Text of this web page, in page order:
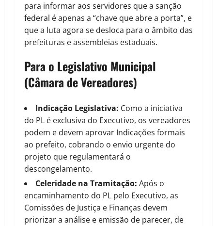
para informar aos servidores que a sanção
federal é apenas a “chave que abre a porta”, e
que a luta agora se desloca para o âmbito das
prefeituras e assembleias estaduais.
Para o Legislativo Municipal
(Câmara de Vereadores)
Indicação Legislativa: Como a iniciativa
do PL é exclusiva do Executivo, os vereadores
podem e devem aprovar Indicações formais
ao prefeito, cobrando o envio urgente do
projeto que regulamentará o
descongelamento.
Celeridade na Tramitação: Após o
encaminhamento do PL pelo Executivo, as
Comissões de Justiça e Finanças devem
priorizar a análise e emissão de parecer, de